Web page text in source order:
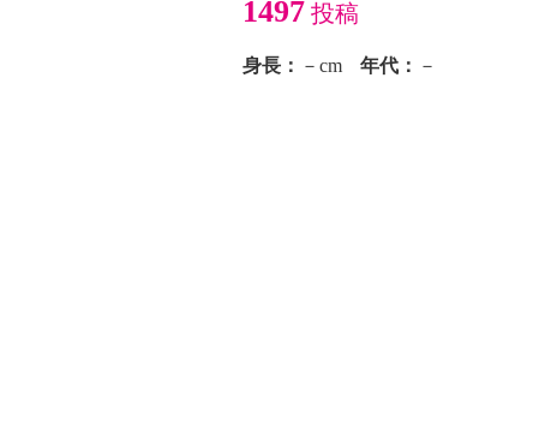
1497 投稿
身長： －cm 年代： －